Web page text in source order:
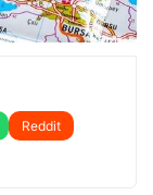
Reddit